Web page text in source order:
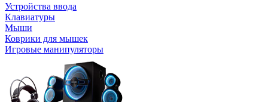
Устройства ввода
Клавиатуры
Мыши
Коврики для мышек
Игровые манипуляторы